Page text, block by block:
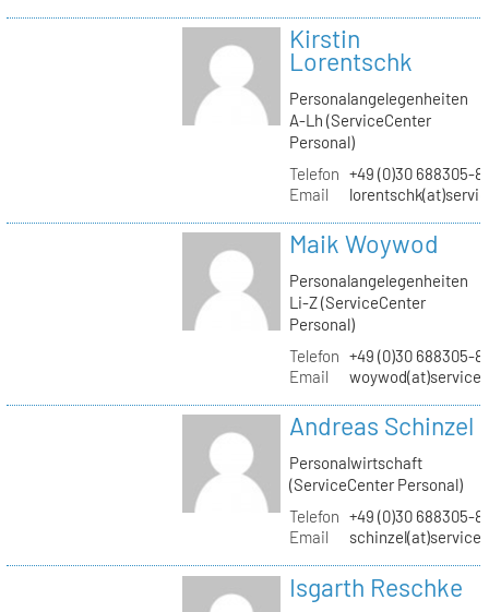
Kirstin
Lorentschk
Personalangelegenheiten
A-Lh (ServiceCenter
Personal)
Telefon +49 (0)30 688305-
Email
Maik Woywod
Personalangelegenheiten
Li-Z (ServiceCenter
Personal)
Telefon +49 (0)30 688305-
Email
Andreas Schinzel
Personalwirtschaft
(ServiceCenter Personal)
Telefon +49 (0)30 688305-
Email
Isgarth Reschke